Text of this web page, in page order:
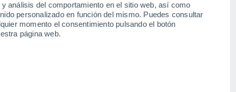
análisis del comportamiento en el sitio web, así como
personalizado en función del mismo. Puedes consultar
momento el consentimiento pulsando el botón
página web.
Hoy
9 Ago
Mañana
10 Ago
Martes
11 Ago